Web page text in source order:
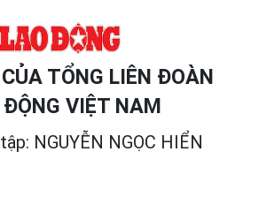
TỔNG LIÊN ĐOÀN
ĐỘNG VIỆT NAM
NGUYỄN NGỌC HIỂN